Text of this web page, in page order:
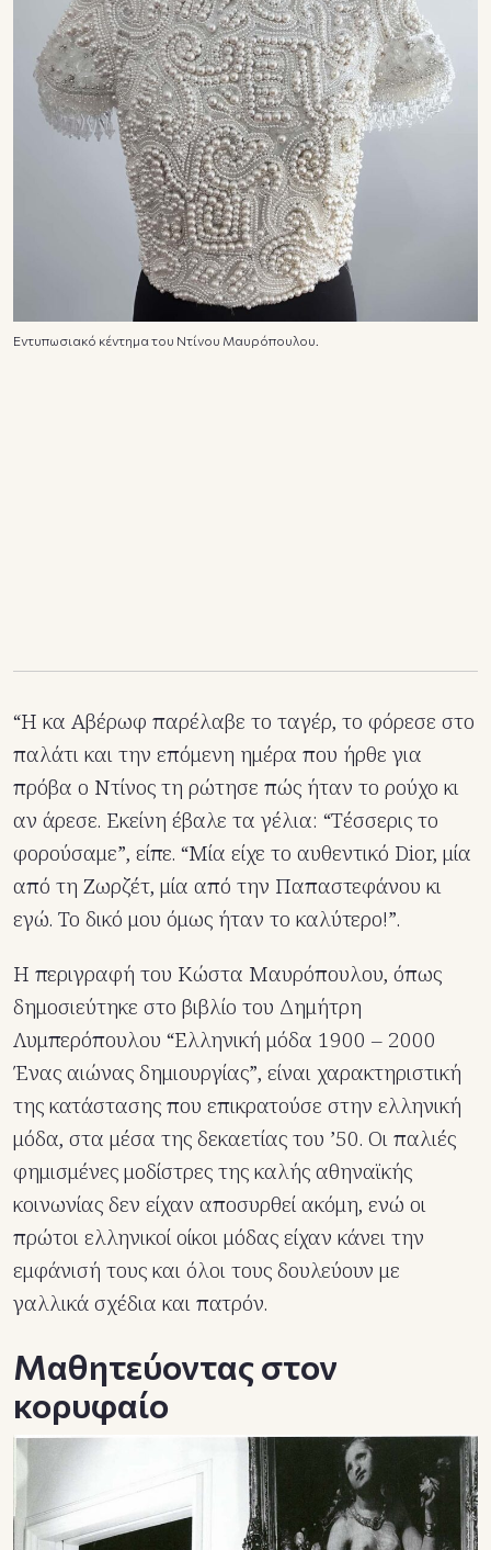
Εντυπωσιακό κέντημα του Ντίνου Μαυρόπουλου.
“Η κα Αβέρωφ παρέλαβε το ταγέρ, το φόρεσε στο
παλάτι και την επόμενη ημέρα που ήρθε για
πρόβα ο Ντίνος τη ρώτησε πώς ήταν το ρούχο κι
αν άρεσε. Εκείνη έβαλε τα γέλια: “Tέσσερις το
φορούσαμε”, είπε. “Μία είχε το αυθεντικό Dior, μία
από τη Ζωρζέτ, μία από την Παπαστεφάνου κι
εγώ. Το δικό μου όμως ήταν το καλύτερο!”.
Η περιγραφή του Κώστα Μαυρόπουλου, όπως
δημοσιεύτηκε στο βιβλίο του Δημήτρη
Λυμπερόπουλου “Ελληνική μόδα 1900 – 2000
Ένας αιώνας δημιουργίας”, είναι χαρακτηριστική
της κατάστασης που επικρατούσε στην ελληνική
μόδα, στα μέσα της δεκαετίας του ’50. Οι παλιές
φημισμένες μοδίστρες της καλής αθηναϊκής
κοινωνίας δεν είχαν αποσυρθεί ακόμη, ενώ οι
πρώτοι ελληνικοί οίκοι μόδας είχαν κάνει την
εμφάνισή τους και όλοι τους δουλεύουν με
γαλλικά σχέδια και πατρόν.
Μαθητεύοντας στον
κορυφαίο